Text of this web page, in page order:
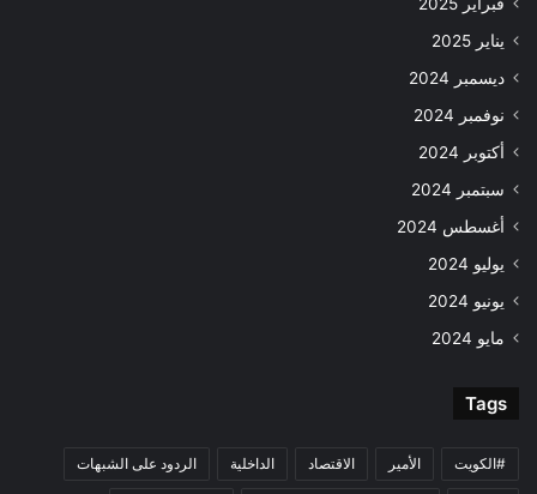
فبراير 2025
يناير 2025
ديسمبر 2024
نوفمبر 2024
أكتوبر 2024
سبتمبر 2024
أغسطس 2024
يوليو 2024
يونيو 2024
مايو 2024
Tags
#الكويت الأمير الاقتصاد الداخلية الردود على الشبهات